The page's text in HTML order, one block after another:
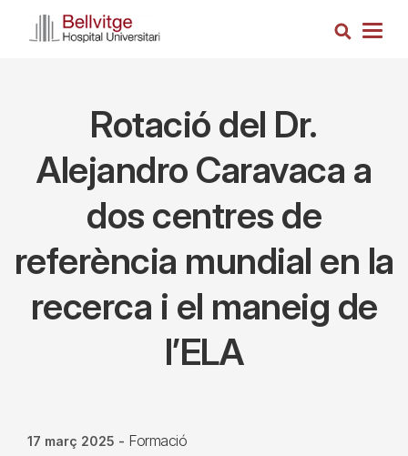
Cerca
Rotació del Dr.
Alejandro Caravaca a
dos centres de
referència mundial en la
recerca i el maneig de
l’ELA
17 març 2025 - Formació